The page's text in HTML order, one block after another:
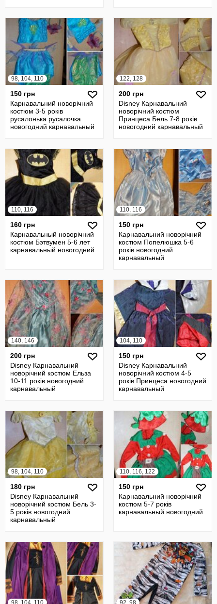
98, 104, 110
150 грн
Карнавальний новорічний
костюм 3-5 років
русалонька русалочка
новогодний карнавальный
122, 128
200 грн
Disney Карнавальний
новорічний костюм
Принцеса Бель 7-8 років
новогодний карнавальный
110, 116
160 грн
Карнавальный новорічний
костюм Бэтвумен 5-6 лет
карнавальный новогодний
110, 116
150 грн
Карнавальний новорічний
костюм Попелюшка 5-6
років новогодний
карнавальный
140, 146
200 грн
Disney Карнавальний
новорічний костюм Ельза
10-11 років новогодний
карнавальный
104, 110
150 грн
Disney Карнавальний
новорічний костюм 4-5
років Принцеса новогодний
карнавальный
98, 104, 110
180 грн
Disney Карнавальний
новорічний костюм Бель 3-
5 років новогодний
карнавальный
110, 116, 122
150 грн
Карнавальний новорічний
костюм 5-7 років
карнавальный новогодний
98, 104, 110 92, 98